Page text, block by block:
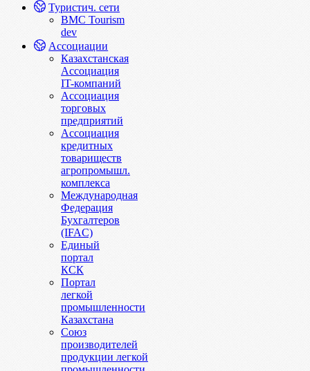
Туристич. сети
BMC Tourism
dev
Ассоциации
Казахстанская
Ассоциация
IT-компаний
Ассоциация
торговых
предприятий
Ассоциация
кредитных
товариществ
агропромышл.
комплекса
Международная
Федерация
Бухгалтеров
(IFAC)
Единый
портал
КСК
Портал
легкой
промышленности
Казахстана
Союз
производителей
продукции легкой